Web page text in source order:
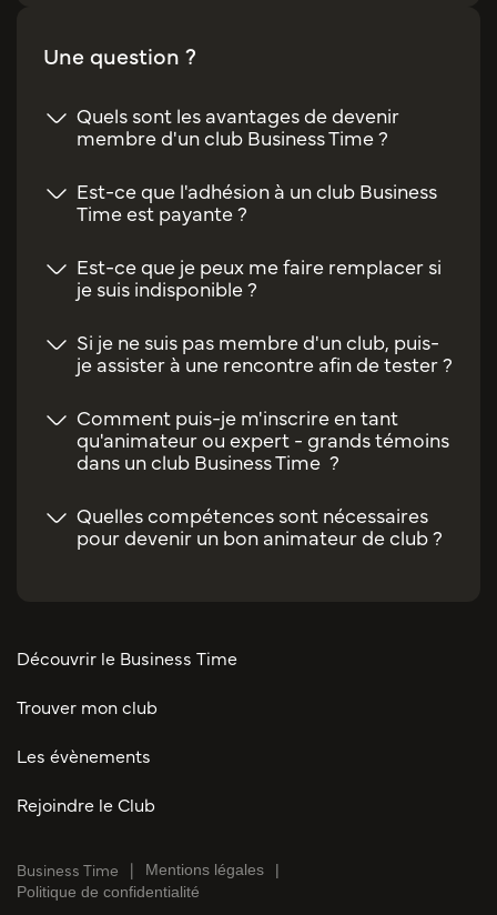
Une question ?
Quels sont les avantages de devenir
membre d'un club Business Time ?
Est-ce que l'adhésion à un club Business
Time est payante ?
Est-ce que je peux me faire remplacer si
je suis indisponible ?
Si je ne suis pas membre d'un club, puis-
je assister à une rencontre afin de tester ?
Comment puis-je m'inscrire en tant
qu'animateur ou expert - grands témoins
dans un club Business Time ?
Quelles compétences sont nécessaires
pour devenir un bon animateur de club ?
Découvrir le Business Time
Trouver mon club
Les évènements
Rejoindre le Club
Business Time
Mentions légales
Politique de confidentialité